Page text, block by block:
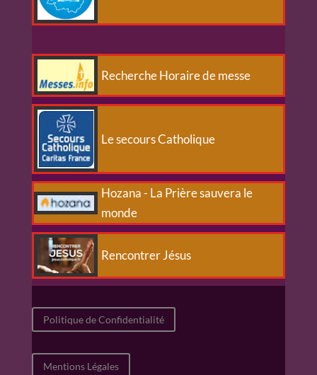
Recherche Horaire de messe
Le secours Catholique
Hozana - La Prière sauvera le
monde
Rencontrer Jésus
Politique de Confidentialité
Mentions Légales